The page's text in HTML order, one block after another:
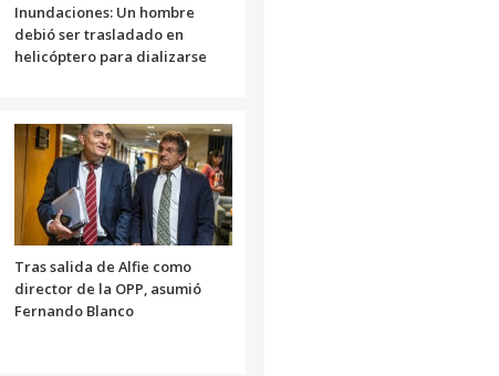
Inundaciones: Un hombre
debió ser trasladado en
helicóptero para dializarse
Tras salida de Alfie como
director de la OPP, asumió
Fernando Blanco